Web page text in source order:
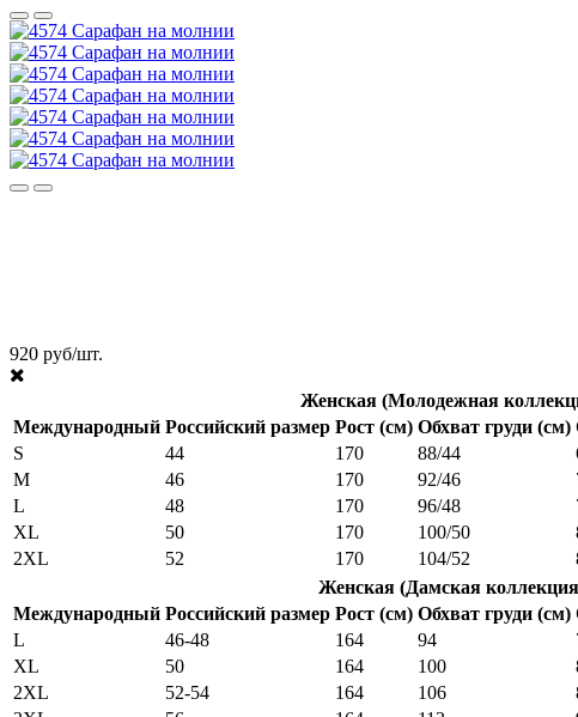
920 руб/шт.
Женская (Молодежная
Международный Российский размер Рост (см) Обхват груди (см)
S
44 170 88/44
M
46 170 92/46
L
48 170 96/48
XL
50 170 100/50
2XL
52 170 104/52
Женская (Дамская
Международный Российский размер Рост (см) Обхват груди (см)
L
46-48 164 94
XL
50 164 100
2XL
52-54 164 106